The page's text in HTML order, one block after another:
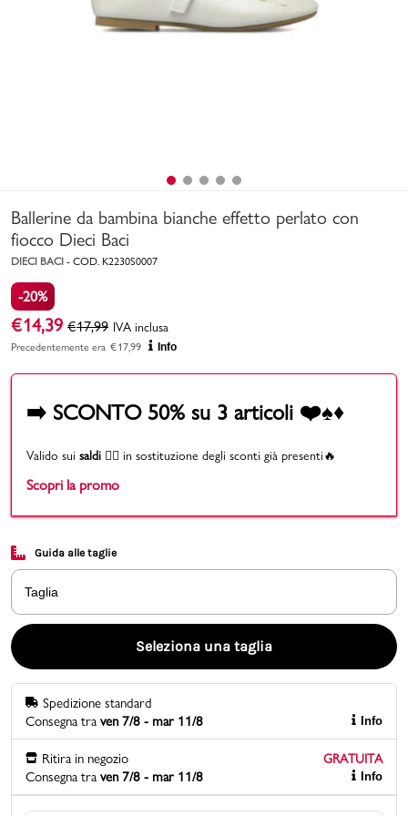
Bambino
Marchi
Carrello
Promo & News
negozi
pcard
Gift card
Ballerine da bambina bianche effetto perlato con
fiocco Dieci Baci
DIECI BACI - COD. K2230S0007
-20%
€14,39 €17,99 IVA inclusa
Precedentemente era €17,99 Info
➡️ SCONTO 50% su 3 articoli ❤️♠️♦️
Valido sui saldi 👉🏻 in sostituzione degli sconti già presenti🔥
Scopri la promo
Guida alle taglie
Taglia
Seleziona una taglia
Spedizione standard
Consegna tra ven 7/8 - mar 11/8 Info
Ritira in negozio
GRATUITA
Consegna tra ven 7/8 - mar 11/8 Info